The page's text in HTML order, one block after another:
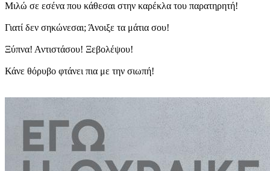
Μιλώ σε εσένα που κάθεσαι στην καρέκλα του παρατηρητή!
Γιατί δεν σηκώνεσαι; Άνοιξε τα μάτια σου!
Ξύπνα! Αντιστάσου! Ξεβολέψου!
Κάνε θόρυβο φτάνει πια με την σιωπή!